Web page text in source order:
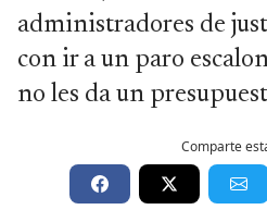
administradores de
con ir a un paro
no les da un
Comparte